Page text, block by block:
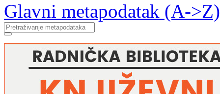
Glavni metapodatak (A->Z)